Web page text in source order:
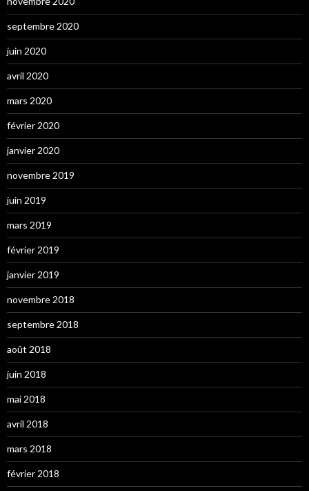
septembre 2020
juin 2020
avril 2020
mars 2020
février 2020
janvier 2020
novembre 2019
juin 2019
mars 2019
février 2019
janvier 2019
novembre 2018
septembre 2018
août 2018
juin 2018
mai 2018
avril 2018
mars 2018
février 2018